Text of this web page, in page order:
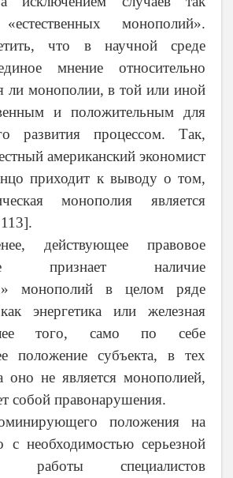
монополий».
что в научной среде
мнение относительно
ли монополии, в той или иной
и положительным для
развития процессом. Так,
американский экономист
приходит к выводу о том,
монополия является
действующее правовое
признает наличие
монополий в целом ряде
энергетика или железная
того, само по себе
положение субъекта, в тех
оно не является монополией,
собой правонарушения.
положения на
с необходимостью серьезной
работы специалистов